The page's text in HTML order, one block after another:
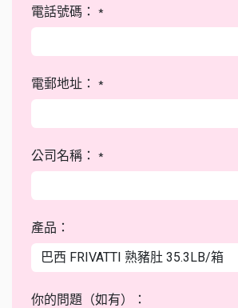
電話號碼： *
電郵地址： *
公司名稱： *
產品：
你的問題（如有）：